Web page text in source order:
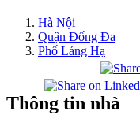
Hà Nội
Quận Đống Đa
Phố Láng Hạ
Thông tin nhà